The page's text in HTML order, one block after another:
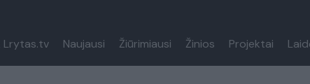
Lrytas.tv Naujausi Žiūrimiausi Žinios Projektai